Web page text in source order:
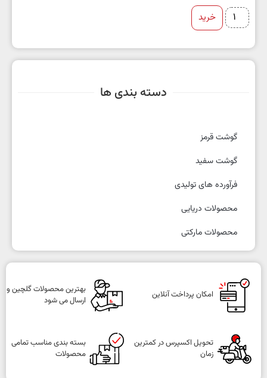
دسته بندی ها
گوشت قرمز
گوشت سفید
فرآورده های تولیدی
محصولات دریایی
محصولات مارکتی
خرید
امکان پرداخت آنلاین
بهترین محصولات گلچین و
ارسال می شود
تحویل اکسپرس در کمترین
زمان
بسته بندی مناسب تمامی
محصولات